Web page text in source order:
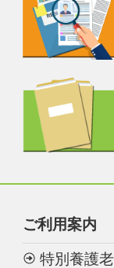
ご利用案内
特別養護